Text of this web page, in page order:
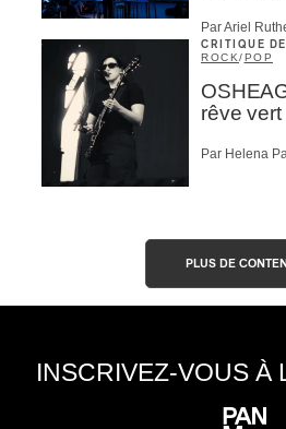
Par Ariel
CRITIQUE
ROCK/POP
rêve
Par Helena
PLUS DE
INSCRIVEZ-VOUS À